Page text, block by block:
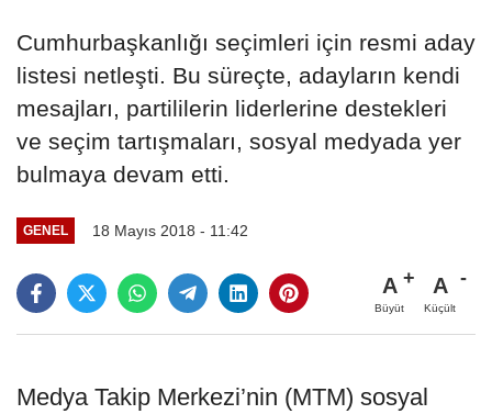
Cumhurbaşkanlığı seçimleri için resmi aday
listesi netleşti. Bu süreçte, adayların kendi
mesajları, partililerin liderlerine destekleri
ve seçim tartışmaları, sosyal medyada yer
bulmaya devam etti.
GENEL 18 Mayıs 2018 - 11:42
A
Büyüt
A
Küçült
Medya Takip Merkezi’nin (MTM) sosyal